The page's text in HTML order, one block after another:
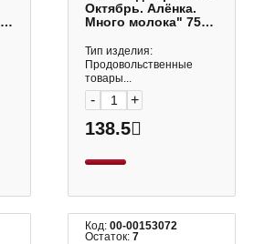
Октябрь. Алёнка.
Много молока" 75гр
Тип изделия:
Продовольственные
товары...
- +
138.5
Код:00-00153072
Остаток:7